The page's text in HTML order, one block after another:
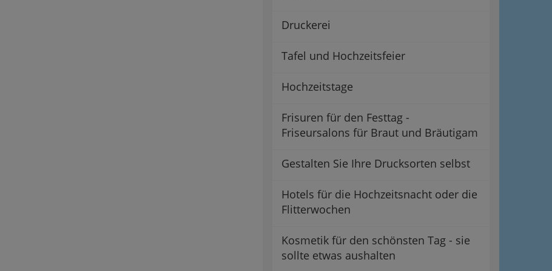
Druckerei
Tafel und Hochzeitsfeier
Hochzeitstage
Frisuren für den Festtag -
Friseursalons für Braut und Bräutigam
Gestalten Sie Ihre Drucksorten selbst
Hotels für die Hochzeitsnacht oder die
Flitterwochen
Kosmetik für den schönsten Tag - sie
sollte etwas aushalten